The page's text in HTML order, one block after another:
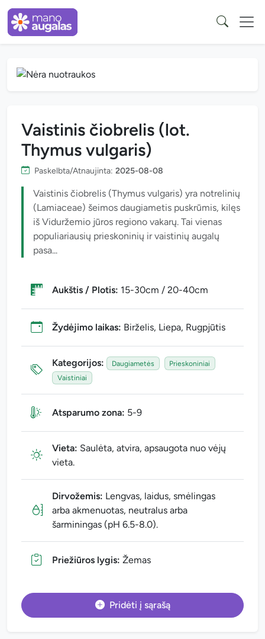
Vaistinis čiobrelis (lot.
Thymus vulgaris)
Paskelbta/Atnaujinta: 2025-08-08
Vaistinis čiobrelis (Thymus vulgaris) yra notrelinių
(Lamiaceae) šeimos daugiametis puskrūmis, kilęs
iš Viduržemio jūros regiono vakarų. Tai vienas
populiariausių prieskoninių ir vaistinių augalų
pasa...
Aukštis / Plotis: 15-30cm / 20-40cm
Žydėjimo laikas: Birželis, Liepa, Rugpjūtis
Kategorijos: Daugiametės
Prieskoniniai
Vaistiniai
Atsparumo zona: 5-9
Vieta: Saulėta, atvira, apsaugota nuo vėjų
vieta.
Dirvožemis: Lengvas, laidus, smėlingas
arba akmenuotas, neutralus arba
šarminingas (pH 6.5-8.0).
Priežiūros lygis: Žemas
Pridėti į sąrašą